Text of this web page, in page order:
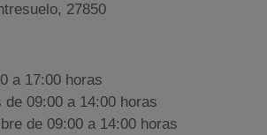
27850
a 17:00 horas
09:00 a 14:00 horas
de 09:00 a 14:00 horas